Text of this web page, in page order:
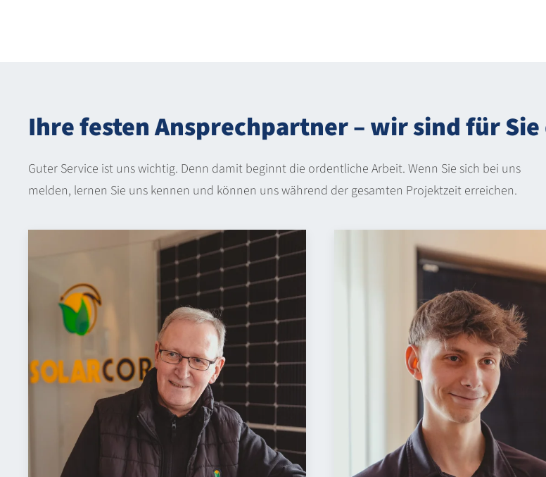
Ihre festen Ansprechpartner – wir sind für Sie
Guter Service ist uns wichtig. Denn damit beginnt die ordentliche Arbeit. Wenn Sie sich bei uns
melden, lernen Sie uns kennen und können uns während der gesamten Projektzeit erreichen.